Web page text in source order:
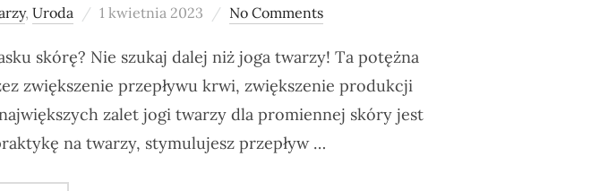
, Uroda
Posted
1 kwietnia 2023 No Comments
skórę? Nie szukaj dalej niż joga twarzy! Ta potężna
zwiększenie przepływu krwi, zwiększenie produkcji
zalet jogi twarzy dla promiennej skóry jest
na twarzy, stymulujesz przepływ …